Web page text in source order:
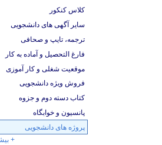
کلاس کنکور
سایر آگهی های دانشجویی
ترجمه، تایپ و صحافی
فارغ التحصیل و آماده به کار
موقعیت شغلی و کار آموزی
فروش ویژه دانشجویی
کتاب دسته دوم و جزوه
پانسیون و خوابگاه
پروژه های دانشجویی
+